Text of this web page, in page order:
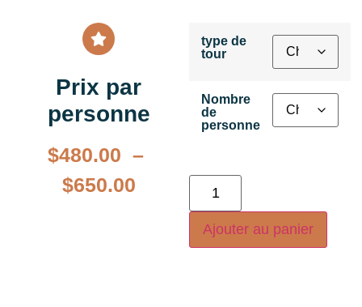
Prix par
personne
$480.00 –
$650.00
type de
tour
Nombre
de
personne
Ajouter au panier